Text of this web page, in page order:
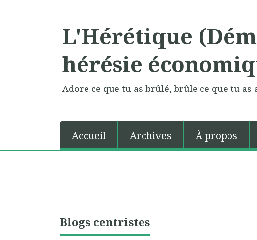
L'Hérétique
hérésie
Adore ce que tu as brûlé, brûle ce que tu as
Accueil Archives À propos
Blogs centristes